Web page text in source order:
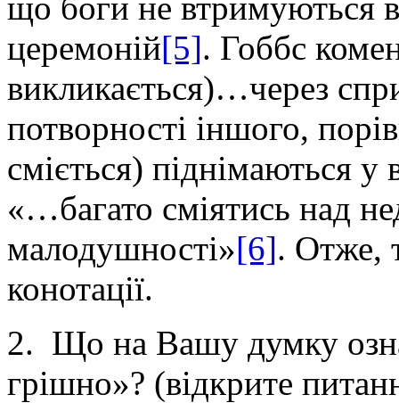
церемоній[5]. Гоббс
викликається)…через
потворності іншого,
сміється) піднімаються
«…багато сміятись над
малодушності»[6]. Отже,
конотації.
2. Що на Вашу думку
грішно»? (відкрите